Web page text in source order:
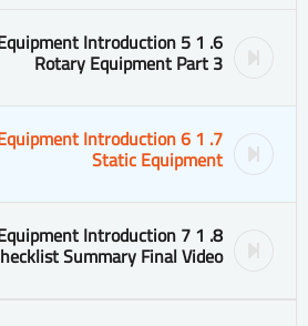
Equipment Introduction
Rotary Equipment Part 3
Equipment Introduction
Static Equipment
Equipment Introduction
Summary Final Video